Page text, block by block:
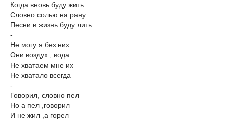
Когда вновь буду жить
Словно солью на рану
Песни в жизнь буду лить
-
Не могу я без них
Они воздух , вода
Не хватаем мне их
Не хватало всегда
-
Говорил, словно пел
Но а пел ,говорил
И не жил ,а горел